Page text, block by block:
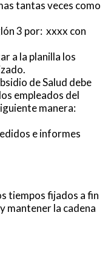
tantas veces como
3 por: xxxx con
a la planilla los
de Salud debe
empleados del
manera:
e informes
tiempos fijados a fin
mantener la cadena